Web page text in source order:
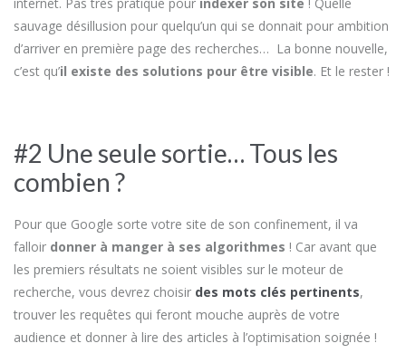
sauvage désillusion pour quelqu’un qui se donnait pour ambition
d’arriver en première page des recherches… La bonne nouvelle,
c’est qu’il existe des solutions pour être visible. Et le rester !
#2 Une seule sortie… Tous les
combien ?
Pour que Google sorte votre site de son confinement, il va
falloir donner à manger à ses algorithmes ! Car avant que
les premiers résultats ne soient visibles sur le moteur de
recherche, vous devrez choisir des mots clés pertinents,
trouver les requêtes qui feront mouche auprès de votre
audience et donner à lire des articles à l’optimisation soignée !